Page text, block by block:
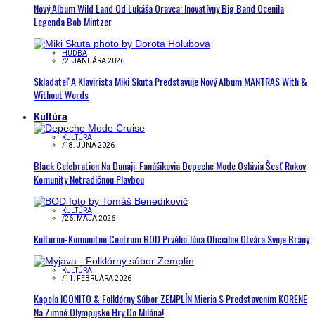
Nový Album Wild Land Od Lukáša Oravca: Inovatívny Big Band Ocenila
Legenda Bob Mintzer
HUDBA
/2. JANUÁRA 2026
Skladateľ A Klavirista Miki Skuta Predstavuje Nový Album MANTRAS With &
Without Words
Kultúra
KULTÚRA
/18. JÚNA 2026
Black Celebration Na Dunaji: Fanúšikovia Depeche Mode Oslávia Šesť Rokov
Komunity Netradičnou Plavbou
KULTÚRA
/26. MÁJA 2026
Kultúrno-Komunitné Centrum BOD Prvého Júna Oficiálne Otvára Svoje Brány
KULTÚRA
/11. FEBRUÁRA 2026
Kapela ICONITO & Folklórny Súbor ZEMPLÍN Mieria S Predstavením KORENE
Na Zimné Olympijské Hry Do Milána!